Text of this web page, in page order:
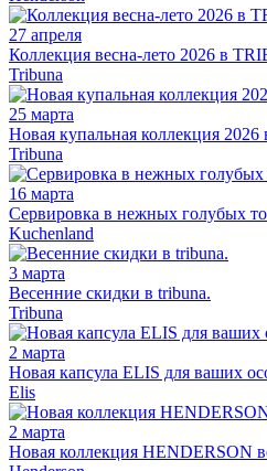
27 апреля
Коллекция весна-лето 2026 в
Tribuna
25 марта
Новая купальная коллекция 2026
Tribuna
16 марта
Сервировка в нежных голубых
Kuchenland
3 марта
Весенние скидки в tribuna.
Tribuna
2 марта
Новая капсула ELIS для ваших
Elis
2 марта
Новая коллекция HENDERSON